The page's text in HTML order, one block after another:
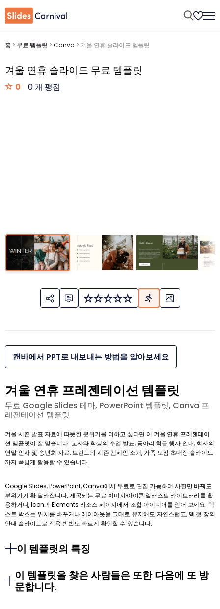
홈 > 무료 템플릿 > Canva > 겨울 연휴 슬라이드 템플릿
겨울 연휴 슬라이드 무료 템플릿
0 0 개 평점
캔바에서 PPT로 내보내는 방법을 알아보세요
겨울 연휴 프레젠테이션 템플릿
무료 Google Slides 테마, PowerPoint 템플릿, Canva 프
레젠테이션 템플릿
겨울 시즌 발표 자료에 따뜻한 분위기를 더하고 싶다면 이 겨울 연휴 프레젠테이
션 템플릿이 잘 맞습니다. 교사와 학생의 수업 발표, 동아리·학급 행사 안내, 회사의
연말 인사 및 송년회 자료, 브랜드의 시즌 캠페인 소개, 가족 모임 초대장 슬라이드
까지 폭넓게 활용할 수 있습니다.
Google Slides, PowerPoint, Canva에서 무료로 편집 가능하며 사진만 바꿔도
분위기가 확 달라집니다. 제공되는 무료 이미지·아이콘·일러스트 라이브러리를 활
용하거나, Icon과 Elements 리소스 페이지에서 조합 아이디어를 얻어 보세요. 텍
스트 박스는 위치를 바꾸거나 레이아웃을 그대로 유지해도 자연스럽고, 덱 첫 장의
안내 슬라이드로 적용 방법도 빠르게 확인할 수 있습니다.
이 템플릿의 특징
이 템플릿을 찾은 사람들은 또한 다음에 또 방
문합니다.